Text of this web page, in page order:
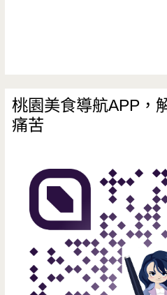
桃園美食導航APP，
痛苦